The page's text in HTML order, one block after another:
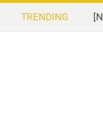
TRENDING